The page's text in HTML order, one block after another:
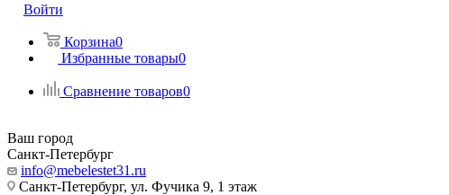
Войти
Корзина0
Избранные товары0
Сравнение товаров0
Ваш город
Санкт-Петербург
info@mebelestet31.ru
Санкт-Петербург, ул. Фучика 9, 1 этаж